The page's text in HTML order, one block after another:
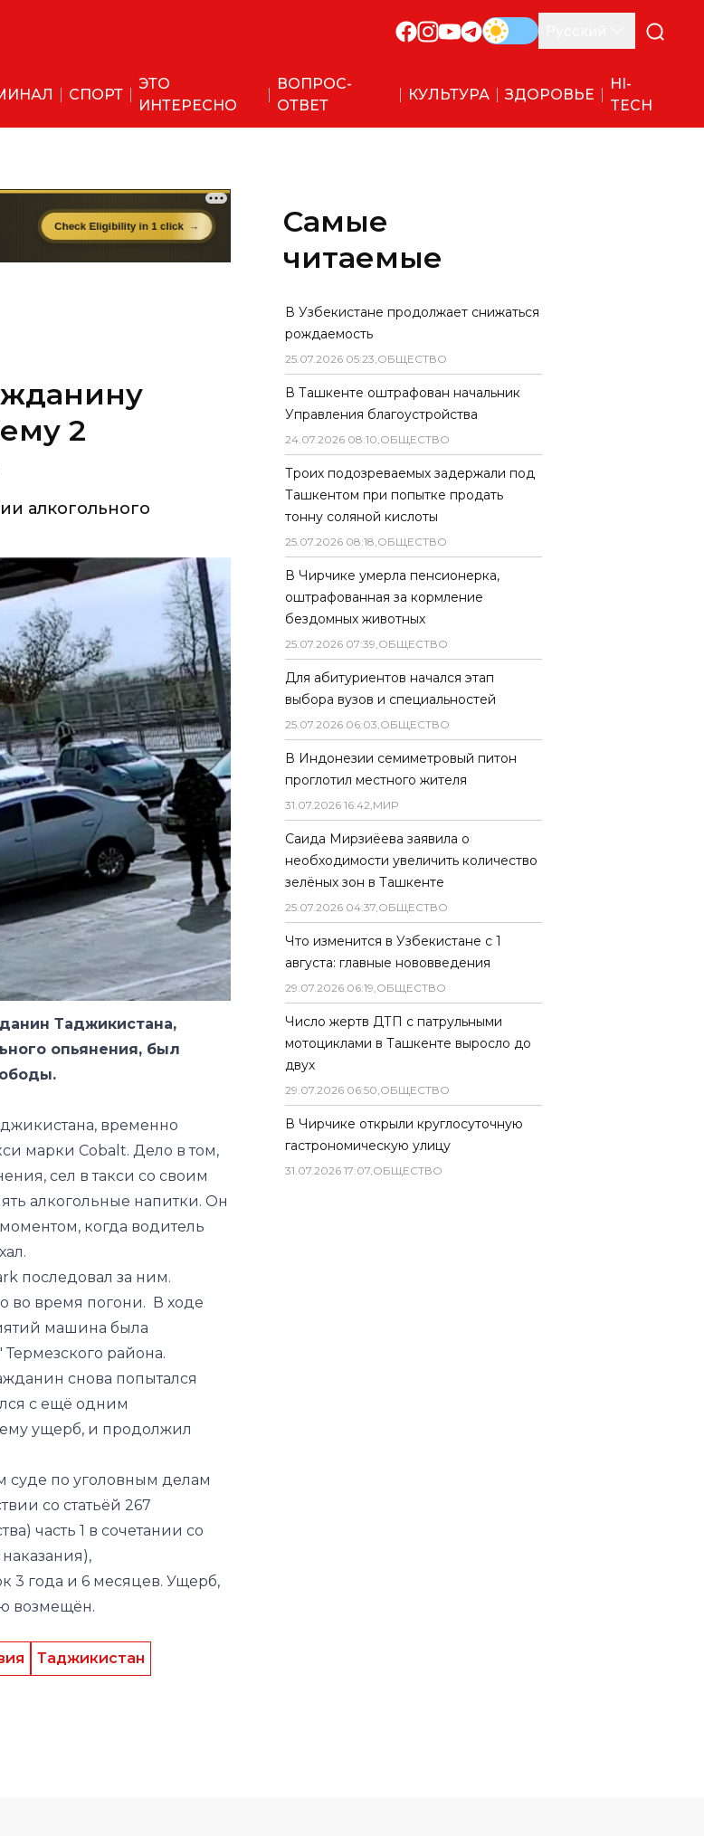
СПОРТ
ЭТО
ИНТЕРЕСНО
ВОПРОС-
ОТВЕТ
КУЛЬТУРА ЗДОРОВЬЕ
HI-
TECH
2
алкогольного
Таджикистана,
опьянения, был
временно
марки Cobalt. Дело в том,
сел в такси со своим
алкогольные напитки. Он
когда водитель
последовал за ним.
во время погони. В ходе
машина была
района.
снова попытался
с ещё одним
ущерб, и продолжил
по уголовным делам
со статьёй 267
часть 1 в сочетании со
года и 6 месяцев. Ущерб,
возмещён.
Таджикистан
Самые
читаемые
В Узбекистане продолжает снижаться
рождаемость
25.07.2026 05:23,ОБЩЕСТВО
В Ташкенте оштрафован начальник
Управления благоустройства
24.07.2026 08:10,ОБЩЕСТВО
Троих подозреваемых задержали под
Ташкентом при попытке продать
тонну соляной кислоты
25.07.2026 08:18,ОБЩЕСТВО
В Чирчике умерла пенсионерка,
оштрафованная за кормление
бездомных животных
25.07.2026 07:39,ОБЩЕСТВО
Для абитуриентов начался этап
выбора вузов и специальностей
25.07.2026 06:03,ОБЩЕСТВО
В Индонезии семиметровый питон
проглотил местного жителя
31.07.2026 16:42,МИР
Саида Мирзиёева заявила о
необходимости увеличить количество
зелёных зон в Ташкенте
25.07.2026 04:37,ОБЩЕСТВО
Что изменится в Узбекистане с 1
августа: главные нововведения
29.07.2026 06:19,ОБЩЕСТВО
Число жертв ДТП с патрульными
мотоциклами в Ташкенте выросло до
двух
29.07.2026 06:50,ОБЩЕСТВО
В Чирчике открыли круглосуточную
гастрономическую улицу
31.07.2026 17:07,ОБЩЕСТВО